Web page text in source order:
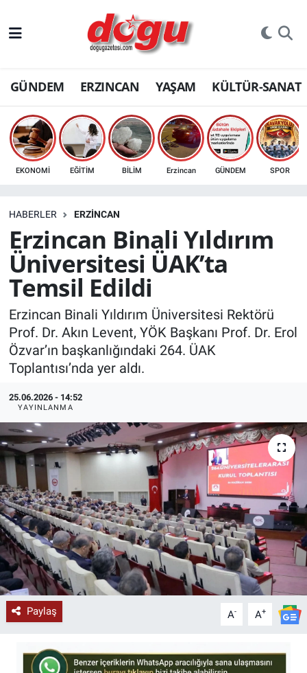
GÜNDEM ERZINCAN YAŞAM KÜLTÜR-SANAT
EKONOMİ EĞİTİM BİLİM Erzincan GÜNDEM SPOR
HABERLER ERZINCAN
Erzincan Binali Yıldırım
Üniversitesi ÜAK’ta
Temsil Edildi
Erzincan Binali Yıldırım Üniversitesi Rektörü
Prof. Dr. Akın Levent, YÖK Başkanı Prof. Dr. Erol
Özvar’ın başkanlığındaki 264. ÜAK
Toplantısı’nda yer aldı.
25.06.2026 - 14:52
YAYINLANMA
Paylaş A- A+
ERZINCAN
GÜNDEM
ERZİNCAN FOTOĞRAFLARI
SAĞLIK
EKONOMİ
Bilim, teknoloji
GENEL
KÜLTÜR-SANAT
Yerel Haber
Politika
SPOR
YAŞAM
RESMİ İLAN